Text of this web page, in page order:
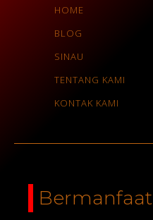
HOME
BLOG
SINAU
TENTANG KAMI
KONTAK KAMI
Bermanfaat